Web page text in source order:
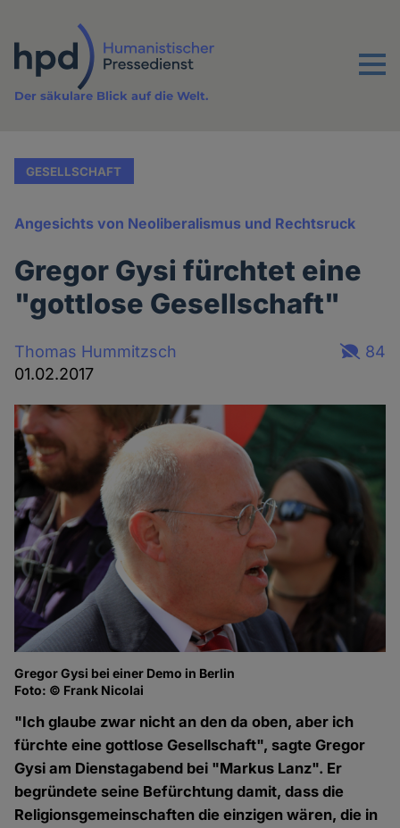
Inhalt
Menu
Der säkulare Blick auf die Welt.
GESELLSCHAFT
Angesichts von Neoliberalismus und Rechtsruck
Gregor Gysi fürchtet eine
"gottlose Gesellschaft"
Thomas Hummitzsch
01.02.2017
84
Gregor Gysi bei einer Demo in Berlin
Foto: © Frank Nicolai
"Ich glaube zwar nicht an den da oben, aber ich
fürchte eine gottlose Gesellschaft", sagte Gregor
Gysi am Dienstagabend bei "Markus Lanz". Er
begründete seine Befürchtung damit, dass die
Religionsgemeinschaften die einzigen wären, die in